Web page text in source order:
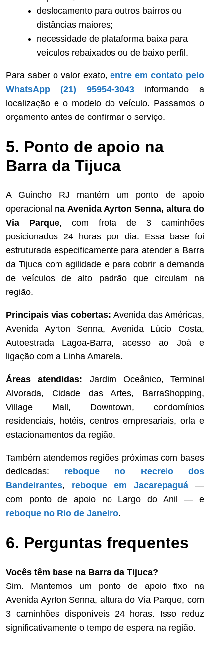
deslocamento para outros bairros ou
distâncias maiores;
necessidade de plataforma baixa para
veículos rebaixados ou de baixo perfil.
Para saber o valor exato,entre em contato pelo
WhatsApp (21) 95954-3043informando a
localização e o modelo do veículo. Passamos o
orçamento antes de confirmar o serviço.
5. Ponto de apoio na
Barra da Tijuca
A Guincho RJ mantém um ponto de apoio
operacional na Avenida Ayrton Senna, altura do
Via Parque, com frota de 3 caminhões
posicionados 24 horas por dia. Essa base foi
estruturada especificamente para atender a Barra
da Tijuca com agilidade e para cobrir a demanda
de veículos de alto padrão que circulam na
região.
Principais vias cobertas: Avenida das Américas,
Avenida Ayrton Senna, Avenida Lúcio Costa,
Autoestrada Lagoa-Barra, acesso ao Joá e
ligação com a Linha Amarela.
Áreas atendidas: Jardim Oceânico, Terminal
Alvorada, Cidade das Artes, BarraShopping,
Village Mall, Downtown, condomínios
residenciais, hotéis, centros empresariais, orla e
estacionamentos da região.
Também atendemos regiões próximas com bases
dedicadas: reboque no Recreio dos
Bandeirantes, reboque em Jacarepaguá —
com ponto de apoio no Largo do Anil — e
reboque no Rio de Janeiro.
6. Perguntas frequentes
Vocês têm base na Barra da Tijuca?
Sim. Mantemos um ponto de apoio fixo na
Avenida Ayrton Senna, altura do Via Parque, com
3 caminhões disponíveis 24 horas. Isso reduz
significativamente o tempo de espera na região.